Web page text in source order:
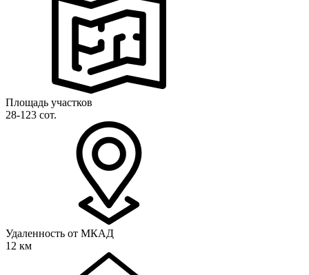
Площадь участков
28-123 сот.
Удаленность от МКАД
12 км